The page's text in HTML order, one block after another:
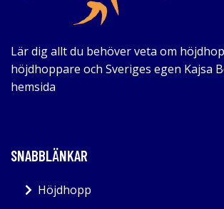
Lär dig allt du behöver veta om
höjdhoppare och Sveriges egen Kajsa
hemsida
SNABBLÄNKAR
Höjdhopp